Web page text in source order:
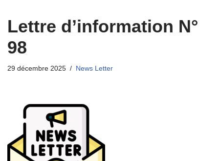
Lettre d’information N°
98
29 décembre 2025 News Letter